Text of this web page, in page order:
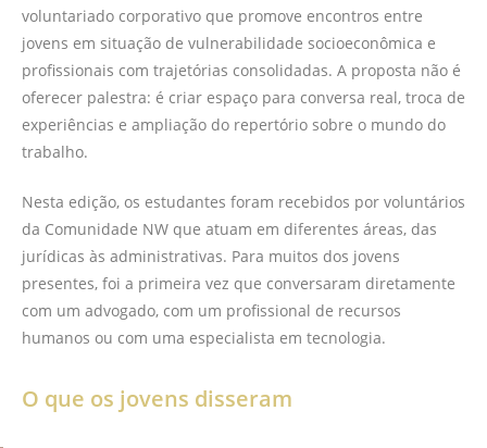
voluntariado corporativo que promove encontros entre
jovens em situação de vulnerabilidade socioeconômica e
profissionais com trajetórias consolidadas. A proposta não é
oferecer palestra: é criar espaço para conversa real, troca de
experiências e ampliação do repertório sobre o mundo do
trabalho.
Nesta edição, os estudantes foram recebidos por voluntários
da Comunidade NW que atuam em diferentes áreas, das
jurídicas às administrativas. Para muitos dos jovens
presentes, foi a primeira vez que conversaram diretamente
com um advogado, com um profissional de recursos
humanos ou com uma especialista em tecnologia.
O que os jovens disseram